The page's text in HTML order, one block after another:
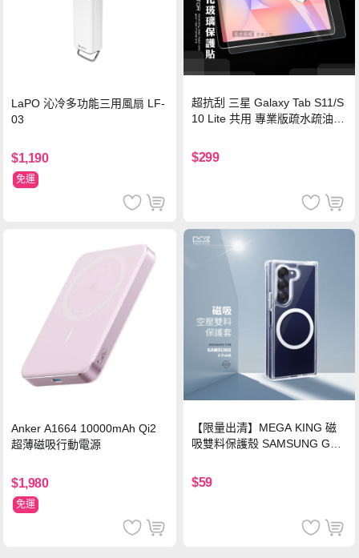
LaPO 沁冷多功能三用風扇 LF-
03
$1,190
免運
超抗刮 三星 Galaxy Tab S11/S
10 Lite 共用 專業版疏水疏油9
$299
Anker A1664 10000mAh Qi2
超薄磁吸行動電源
$1,980
免運
【限量出清】MEGA KING 磁
吸雙料保護殼 SAMSUNG Gala
$59